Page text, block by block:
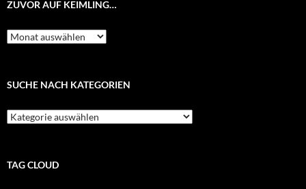
ZUVOR AUF KEIMLING…
Zuvor
auf
SUCHE NACH KATEGORIEN
Suche
nach
TAG CLOUD